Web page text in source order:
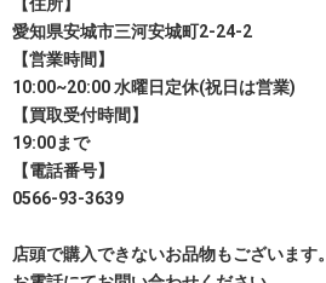
【住所】
愛知県安城市三河安城町2-24-2
【営業時間】
10:00~20:00 水曜日定休(祝日は営業)
【買取受付時間】
19:00まで
【電話番号】
0566-93-3639
店頭で購入できないお品物もございます。